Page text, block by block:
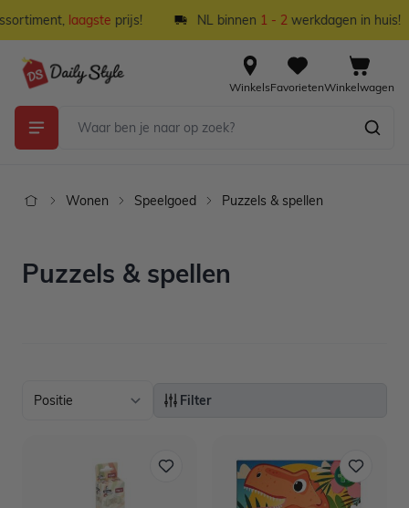
Ga naar de inhoud
laagsteprijs! NL binnen1 - 2 werkdagen in huis!
WinkelsFavorietenWinkelwagen
Wonen Speelgoed Puzzels & spellen
Puzzels & spellen
Filter